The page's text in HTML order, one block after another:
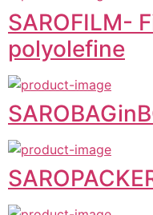
SAROFILM-
polyolefine